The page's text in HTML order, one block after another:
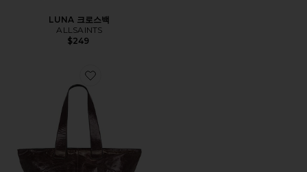
LUNA 크로스백
ALLSAINTS
$249
Favorite JEAN REY 토트백